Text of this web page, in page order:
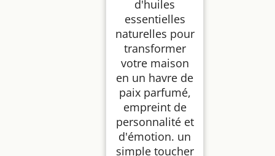
d'huiles
essentielles
naturelles pour
transformer
votre maison
en un havre de
paix parfumé,
empreint de
personnalité et
d'émotion. un
simple toucher